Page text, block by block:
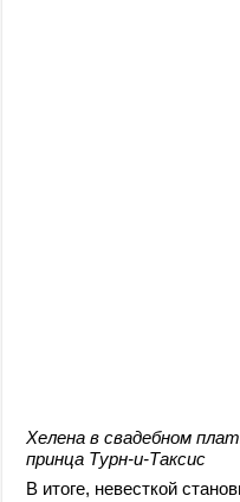
Хелена в свадебном
принца Турн-и-Таксис
В итоге, невесткой